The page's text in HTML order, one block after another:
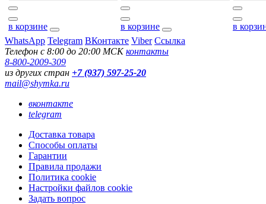
в корзине в корзине
в
WhatsApp Telegram ВКонтакте Viber Ссылка
Телефон с 8:00 до 20:00 МСКконтакты
8-800-2009-309
из других стран +7 (937) 597-25-20
mail@shymka.ru
вконтакте
telegram
Доставка товара
Способы оплаты
Гарантии
Правила продажи
Политика cookie
Настройки файлов cookie
Задать вопрос